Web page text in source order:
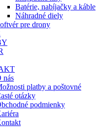
Batérie, nabíjačky a káble
Náhradné diely
pre drony
nás
platby a poštovné
otázky
podmienky